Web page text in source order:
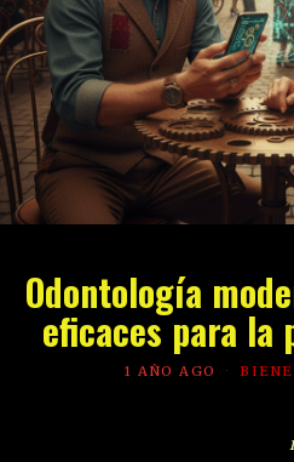
Odontología
eficaces para la
1 AÑO AGO